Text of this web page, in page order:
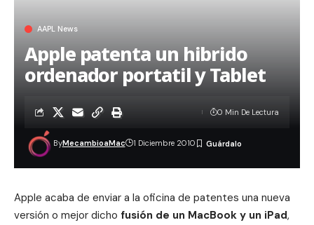
AAPL News
Apple patenta un hibrido
ordenador portatil y Tablet
ByMecambioaMac 1 Diciembre 2010
0 Min De Lectura
Apple acaba de enviar a la oficina de patentes una nueva
versión o mejor dicho fusión de un MacBook y un iPad,